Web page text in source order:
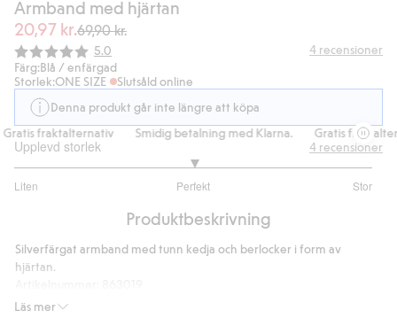
Armband med hjärtan
20,97 kr.69,90 kr.
Snittbetyg:
5.0 4 recensioner
Färg:Blå / enfärgad
Storlek:ONE SIZE
Slutsåld online
Denna produkt går inte längre att köpa
fraktalternativ
Smidig betalning med Klarna. Gratis
Upplevd storlek
Liten Perfekt Stor
utav
4
betyg
4 recensioner
Produktbeskrivning
Läs mer
Silverfärgat armband med tunn kedja och berlocker i form av
hjärtan.
Recycled Metal